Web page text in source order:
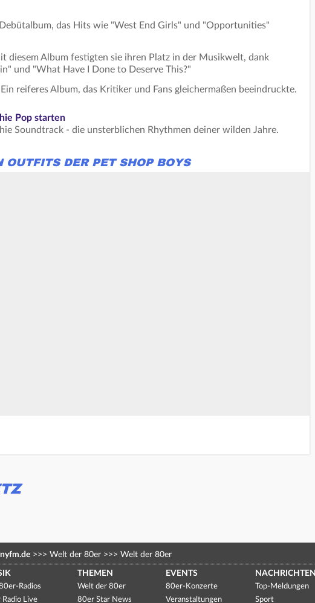
das Hits wie "West End Girls" und "Opportunities"
diesem Album festigten sie ihren Platz in der Musikwelt, dank
und "What Have I Done to Deserve This?"
Ein reiferes Album, das Kritiker und Fans gleichermaßen beeindruckte.
Pop starten
Soundtrack - die unsterblichen Rhythmen deiner wilden Jahre.
OUTFITS DER PET SHOP BOYS
>>> Welt der 80er >>> Welt der 80er
Radios
Live
THEMEN
Welt der 80er
80er Star News
EVENTS
80er-Konzerte
Veranstaltungen
NACHRICHTEN
Top-Meldungen
Sport